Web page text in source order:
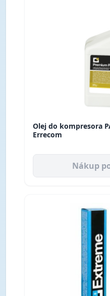
Olej do kompresora
Errecom
Nákup